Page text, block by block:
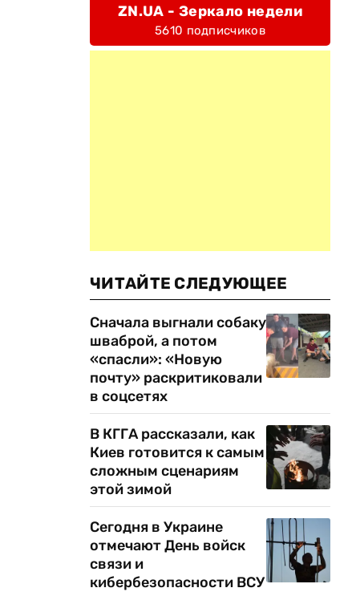
ZN.UA - Зеркало недели
5610 подписчиков
ЧИТАЙТЕ СЛЕДУЮЩЕЕ
Сначала выгнали собаку
шваброй, а потом
«спасли»: «Новую
почту» раскритиковали
в соцсетях
В КГГА рассказали, как
Киев готовится к самым
сложным сценариям
этой зимой
Сегодня в Украине
отмечают День войск
связи и
кибербезопасности ВСУ